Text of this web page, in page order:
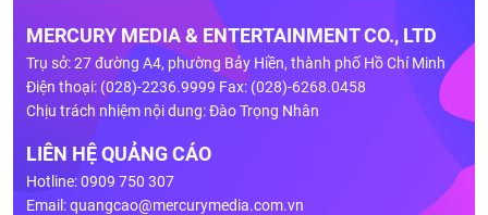
MERCURY MEDIA & ENTERTAINMENT CO., LTD
Trụ sở: 27 đường A4, phường Bảy Hiền, thành phố Hồ Chí Minh
Điện thoại: (028)-2236.9999 Fax: (028)-6268.0458
Chịu trách nhiệm nội dung: Đào Trọng Nhân
LIÊN HỆ QUẢNG CÁO
Hotline: 0909 750 307
Email:quangcao@mercurymedia.com.vn